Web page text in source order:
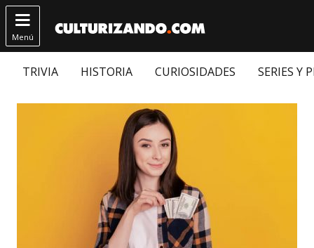

Menú
TRIVIA HISTORIA CURIOSIDADES SERIES Y